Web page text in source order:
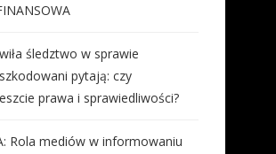
śledztwo w sprawie
pytają: czy
prawa i sprawiedliwości?
Rola mediów w informowaniu